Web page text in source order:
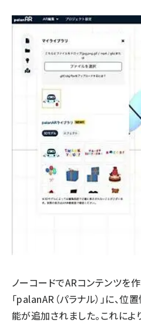
ノーコードでARコンテンツを
「palanAR（パラナル）」に、
能が追加されました。これに